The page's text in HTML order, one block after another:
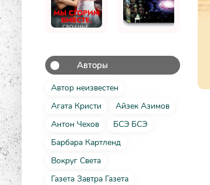
Авторы
Автор неизвестен
Агата Кристи
Айзек Азимов
Антон Чехов
БСЭ БСЭ
Барбара Картленд
Вокруг Света
Газета Завтра Газета